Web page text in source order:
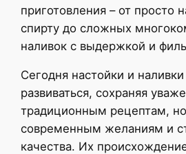
приготовления – от просто
спирту до сложных
наливок с выдержкой и
Сегодня настойки и
развиваться, сохраняя
традиционным рецептам, но
современным желаниям и
качества. Их